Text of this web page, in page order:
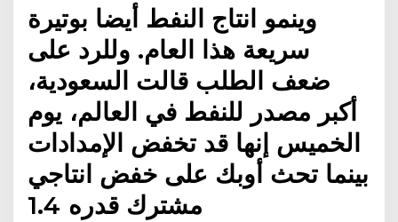
وينمو انتاج النفط أيضا بوتيرة
سريعة هذا العام. وللرد على
ضعف الطلب قالت السعودية،
أكبر مصدر للنفط في العالم، يوم
الخميس إنها قد تخفض الإمدادات
بينما تحث أوبك على خفض انتاجي
مشترك قدره 1.4